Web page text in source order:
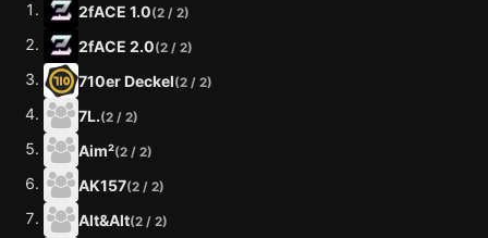
2fACE 1.0(2 / 2)
2fACE 2.0(2 / 2)
710er Deckel(2 / 2)
7L.(2 / 2)
Aim²(2 / 2)
AK157(2 / 2)
Alt&Alt(2 / 2)